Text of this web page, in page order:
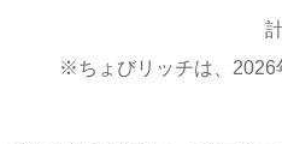
※ちょびリッチは、2026